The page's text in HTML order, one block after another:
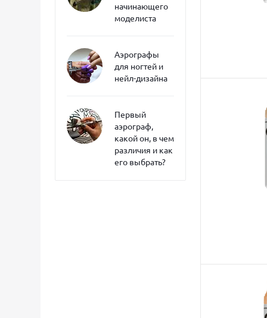
начинающего
моделиста
Аэрографы
для ногтей и
нейл-дизайна
Первый
аэрограф,
какой он, в чем
различия и как
его выбрать?